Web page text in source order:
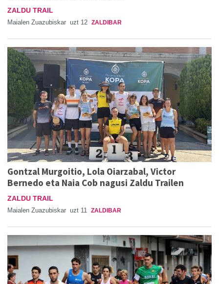
ZALDU TRAIL
Maialen Zuazubiskar uzt 12 ZALDIBAR
Gontzal Murgoitio, Lola Oiarzabal, Victor
Bernedo eta Naia Cob nagusi Zaldu Trailen
ZALDU TRAIL
Maialen Zuazubiskar uzt 11 ZALDIBAR